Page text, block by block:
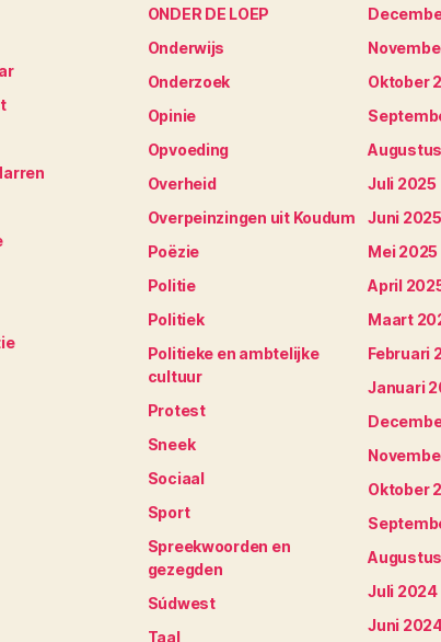
ONDER DE LOEP
Onderwijs
Onderzoek
Opinie
Opvoeding
Overheid
Overpeinzingen uit Koudum
Poëzie
Politie
Politiek
Politieke en ambtelijke
cultuur
Protest
Sneek
Sociaal
Sport
Spreekwoorden en
gezegden
Súdwest
Taal
Oktober
Juli 2025
Juni 2025
Mei 2025
April
Maart
Februari
Januari
Oktober
Juli 2024
Juni